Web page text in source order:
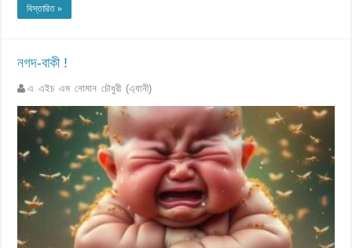
বিস্তারিত »
নগদ-বাকী !
এ এইচ এম নোমান চৌধুরী (এ্যানী)